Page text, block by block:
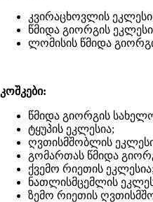
კვირაცხოვლის
წმიდა გიორგის
ლომისის წმიდა
კოშკები:
წმიდა გიორგის
ტყუპის ეკლესია;
ღვთისმშობლის
გომართას წმიდა
ქვემო რიეთის
ნათლისმცემლის
ზემო რიეთის